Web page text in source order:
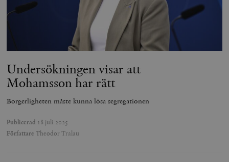
Undersökningen visar att
Mohamsson har rätt
Borgerligheten måste kunna lösa segregationen
Publicerad 18 juli 2025
Författare Theodor Tralau